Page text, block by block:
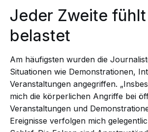
Jeder Zweite
belastet
Am häufigsten wurden die
Situationen wie Demonstrationen,
Veranstaltungen angegriffen.
mich die körperlichen Angriffe bei
Veranstaltungen und
Ereignisse verfolgen mich